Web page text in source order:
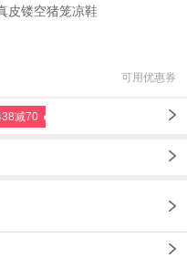
皮镂空猪笼凉鞋
可用优惠券
减70